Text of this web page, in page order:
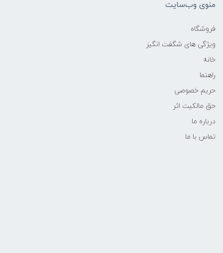
منوی وب‌سایت
فروشگاه
ویژگی های شگفت انگیز
خانه
راهنما
حریم خصوصی
حق مالکیت اثر
درباره ما
تماس با ما